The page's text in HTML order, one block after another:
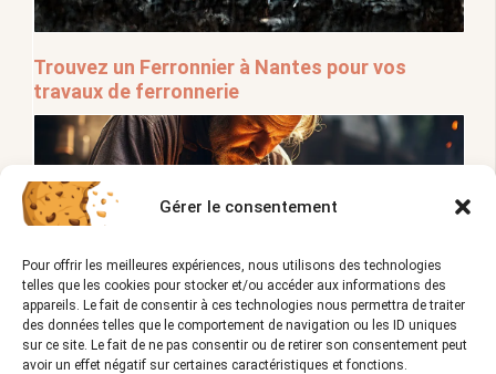
Gérer le consentement
Pour offrir les meilleures expériences, nous utilisons des technologies
telles que les cookies pour stocker et/ou accéder aux informations des
appareils. Le fait de consentir à ces technologies nous permettra de traiter
des données telles que le comportement de navigation ou les ID uniques
sur ce site. Le fait de ne pas consentir ou de retirer son consentement peut
avoir un effet négatif sur certaines caractéristiques et fonctions.
Trouvez un Ferronnier à Nantes pour vos
travaux de ferronnerie